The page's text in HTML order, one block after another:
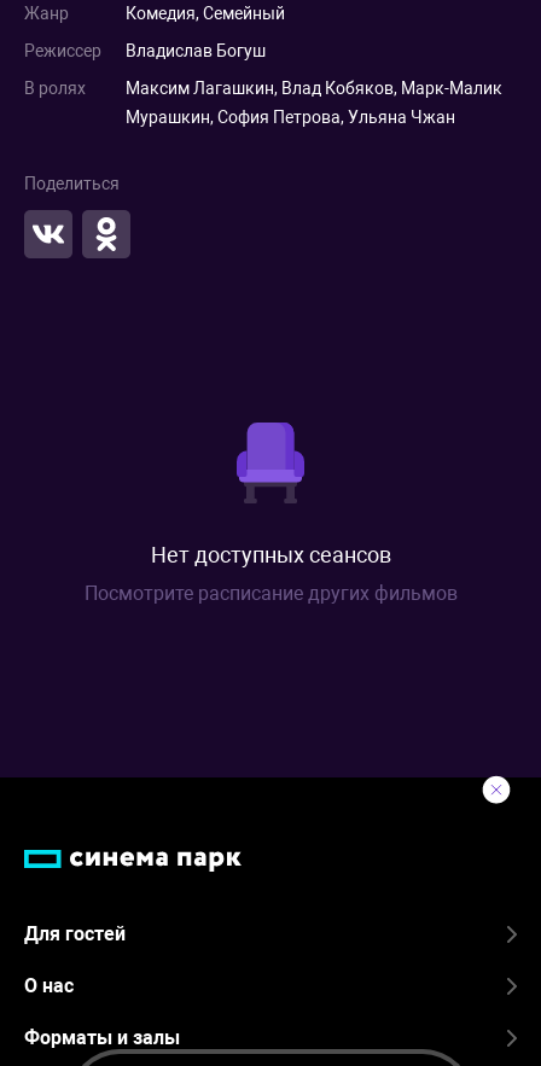
Жанр Комедия,Семейный
Режиссер
Владислав Богуш
В ролях
Максим Лагашкин, Влад Кобяков, Марк-Малик
Мурашкин,София Петрова,Ульяна Чжан
Поделиться
Нет доступных сеансов
Посмотрите расписание других фильмов
Для гостей
Форматы и залы
О нас